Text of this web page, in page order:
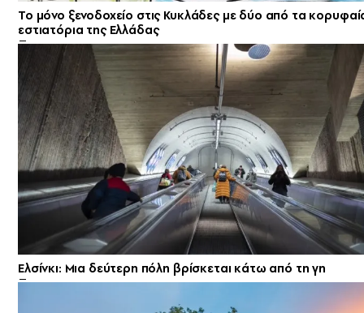
Το μόνο ξενοδοχείο στις Κυκλάδες με δύο από τα
εστιατόρια της Ελλάδας
Ελσίνκι: Mια δεύτερη πόλη βρίσκεται κάτω από τη γη